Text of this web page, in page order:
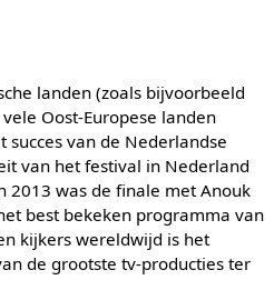
landen (zoals bijvoorbeeld
Oost-Europese landen
van de Nederlandse
van het festival in Nederland
2013 was de finale met Anouk
best bekeken programma van
kijkers wereldwijd is het
de grootste tv-producties ter